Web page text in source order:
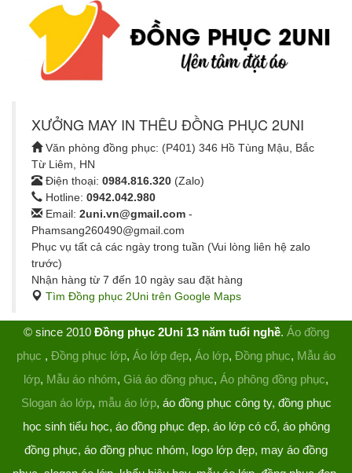
XƯỞNG MAY IN THÊU ĐỒNG PHỤC 2UNI
Văn phòng đồng phục: (P401) 346 Hồ Tùng Mậu, Bắc
Từ Liêm, HN
Điện thoại: 0984.816.320 (Zalo)
Hotline: 0942.042.980
Email: 2uni.vn@gmail.com -
Phamsang260490@gmail.com
Phục vụ tất cả các ngày trong tuần (Vui lòng liên hệ zalo
trước)
Nhận hàng từ 7 đến 10 ngày sau đặt hàng
Tìm Đồng phục 2Uni trên Google Maps
© since 2010 Đồng phục 2Uni 13 năm tuổi nghề. Áo đồng
phục , Đồng phục lớp, Áo lớp đẹp, Áo lớp, Đồng phục, Mẫu áo
lớp, Mẫu áo nhóm, Giá áo đồng phục, Áo phông đồng phục,
Slogan áo lớp, mẫu áo lớp, áo đồng phục công ty, đồng phục
học sinh tiểu học, áo đồng phục đẹp, áo lớp có cổ, áo phông
đồng phục, áo đồng phục nhóm, logo lớp đẹp, may áo đồng